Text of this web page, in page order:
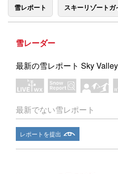
雪レポート スキーリゾートガ
雪レーダー
最新の雪レポート Sky
最新でない雪レポート
レポートを提出